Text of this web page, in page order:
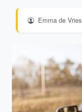
Emma de Vries